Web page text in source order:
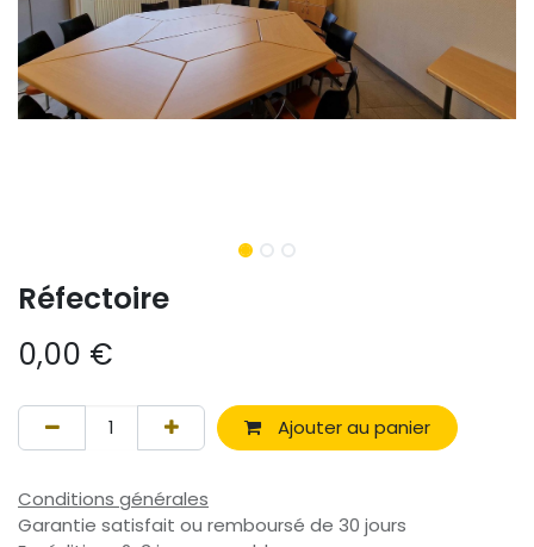
Réfectoire
0,00 €
Ajouter au panier
Conditions générales
Garantie satisfait ou remboursé de 30 jours